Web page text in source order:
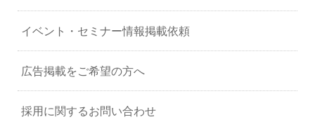
イベント・セミナー情報掲載依頼
広告掲載をご希望の方へ
採用に関するお問い合わせ